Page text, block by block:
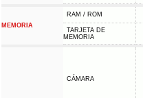
MEMORIA
RAM / ROM
TARJETA DE
MEMORIA
CÁMARA